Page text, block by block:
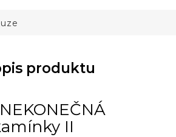
produktu
NEKONEČNÁ
II